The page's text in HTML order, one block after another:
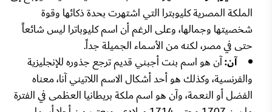
الملكة المصرية كليوبترا التي اشتهرت بحدة ذكائها وقوة
شخصيتها وجمالها، وعلى الرغم أن اسم كليوباترا ليس شائعاً
حتى في مصر، لكنه من الأسماء الجميلة جداً.
آن:آن هو اسم بنت أجبني قديم ترجع جذوره للإنجليزية
والفرنسية، وكذلك هو أحد أشكال الاسم اللاتيني آنا، معناه
الفضل أو النعمة، وآن هو اسم ملكة بريطانيا العظمى في الفترة